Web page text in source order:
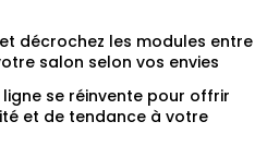
décrochez les modules entre
salon selon vos envies
se réinvente pour offrir
et de tendance à votre